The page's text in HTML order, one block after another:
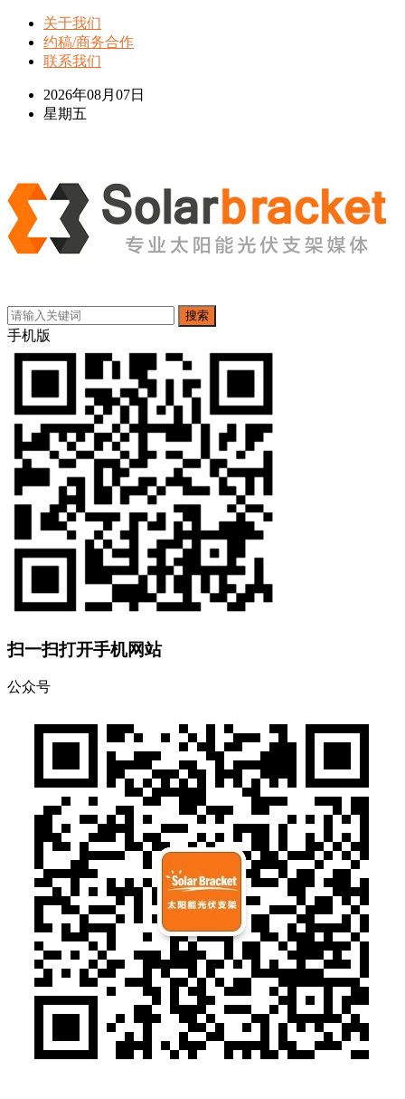
关于我们
约稿/商务合作
联系我们
2026年08月07日
星期五
搜索
手机版
扫一扫打开手机网站
公众号